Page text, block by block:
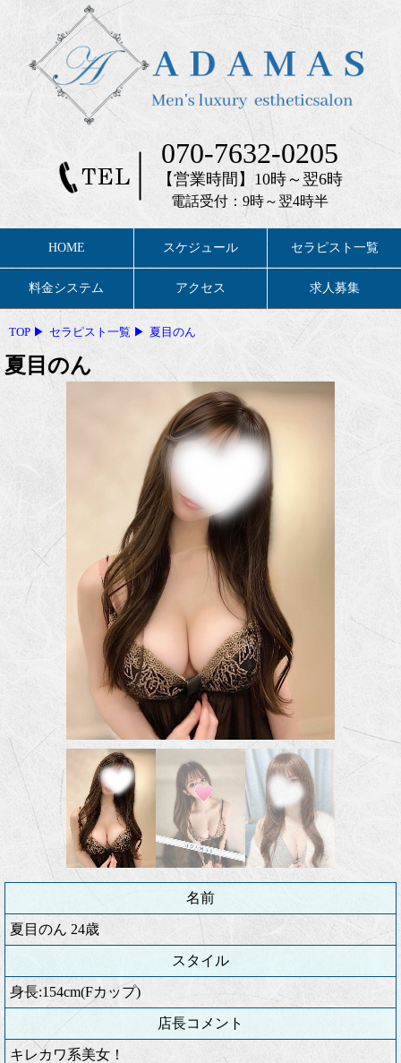
070-7632-0205
【営業時間】10時～翌6時
電話受付：9時～翌4時半
HOME スケジュール セラピスト一覧
料金システム アクセス 求人募集
TOP セラピスト一覧 夏目のん
夏目のん
名前
夏目のん 24歳
スタイル
身長:154cm(Fカップ)
店長コメント
キレカワ系美女！